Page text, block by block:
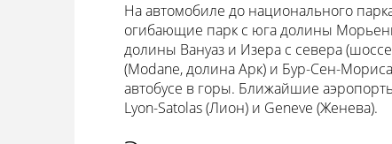
На автомобиле до национального
огибающие парк с юга долины
долины Вануаз и Изера с севера
(Modane, долина Арк) и Бур-Сен-
автобусе в горы. Ближайшие
Lyon-Satolas (Лион) и Geneve (Женева).